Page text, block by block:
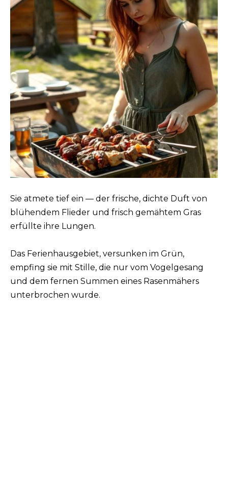
Sie atmete tief ein — der frische, dichte Duft von
blühendem Flieder und frisch gemähtem Gras
erfüllte ihre Lungen.
Das Ferienhausgebiet, versunken im Grün,
empfing sie mit Stille, die nur vom Vogelgesang
und dem fernen Summen eines Rasenmähers
unterbrochen wurde.